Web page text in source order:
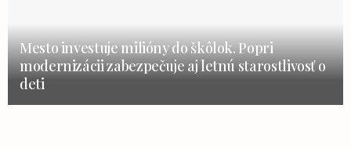
Mesto investuje milióny do škôlok. Popri
modernizácii zabezpečuje aj letnú starostlivosť o
deti